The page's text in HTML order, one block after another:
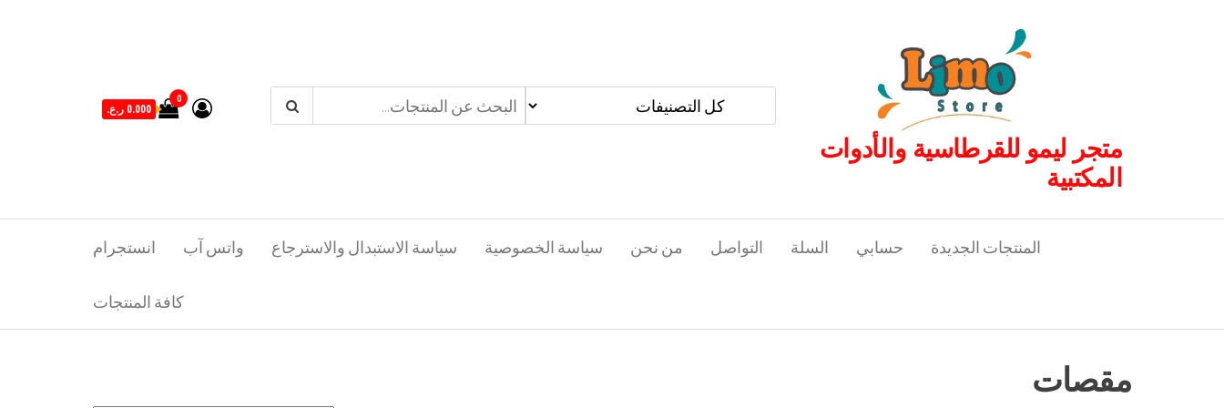
متجر ليمو للقرطاسية والأدوات
المكتبية
0
0.000 ر.ع.
انستجرام واتس آب سياسة الاستبدال والاسترجاع سياسة الخصوصية من نحن التواصل السلة حسابي المنتجات الجديدة
كافة المنتجات
مقصات